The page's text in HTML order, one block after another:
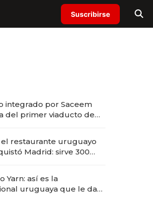
Suscribirse
integrado por Saceem
del primer viaducto de
el restaurante uruguayo
Madrid: sirve 300
Yarn: así es la
uruguaya que le da